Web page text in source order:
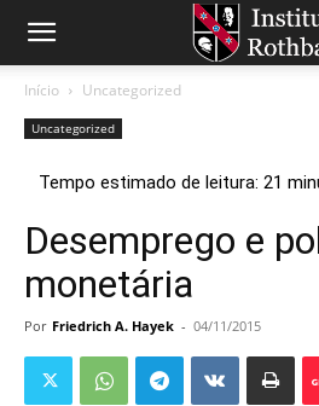
Início Uncategorized
Uncategorized
Desemprego e
monetária
Por Friedrich A. Hayek - 04/11/2015